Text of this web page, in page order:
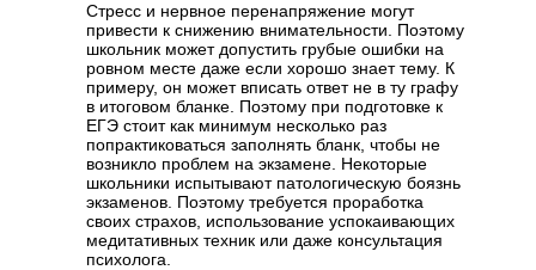
Стресс и нервное перенапряжение могут
привести к снижению внимательности. Поэтому
школьник может допустить грубые ошибки на
ровном месте даже если хорошо знает тему. К
примеру, он может вписать ответ не в ту графу
в итоговом бланке. Поэтому при подготовке к
ЕГЭ стоит как минимум несколько раз
попрактиковаться заполнять бланк, чтобы не
возникло проблем на экзамене. Некоторые
школьники испытывают патологическую боязнь
экзаменов. Поэтому требуется проработка
своих страхов, использование успокаивающих
медитативных техник или даже консультация
психолога.